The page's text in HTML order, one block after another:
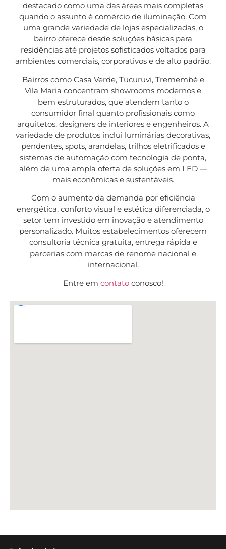
destacado como uma das áreas mais completas
quando o assunto é comércio de iluminação. Com
uma grande variedade de lojas especializadas, o
bairro oferece desde soluções básicas para
residências até projetos sofisticados voltados para
ambientes comerciais, corporativos e de alto padrão.
Bairros como Casa Verde, Tucuruvi, Tremembé e
Vila Maria concentram showrooms modernos e
bem estruturados, que atendem tanto o
consumidor final quanto profissionais como
arquitetos, designers de interiores e engenheiros. A
variedade de produtos inclui luminárias decorativas,
pendentes, spots, arandelas, trilhos eletrificados e
sistemas de automação com tecnologia de ponta,
além de uma ampla oferta de soluções em LED —
mais econômicas e sustentáveis.
Com o aumento da demanda por eficiência
energética, conforto visual e estética diferenciada, o
setor tem investido em inovação e atendimento
personalizado. Muitos estabelecimentos oferecem
consultoria técnica gratuita, entrega rápida e
parcerias com marcas de renome nacional e
internacional.
Entre em contatoconosco!